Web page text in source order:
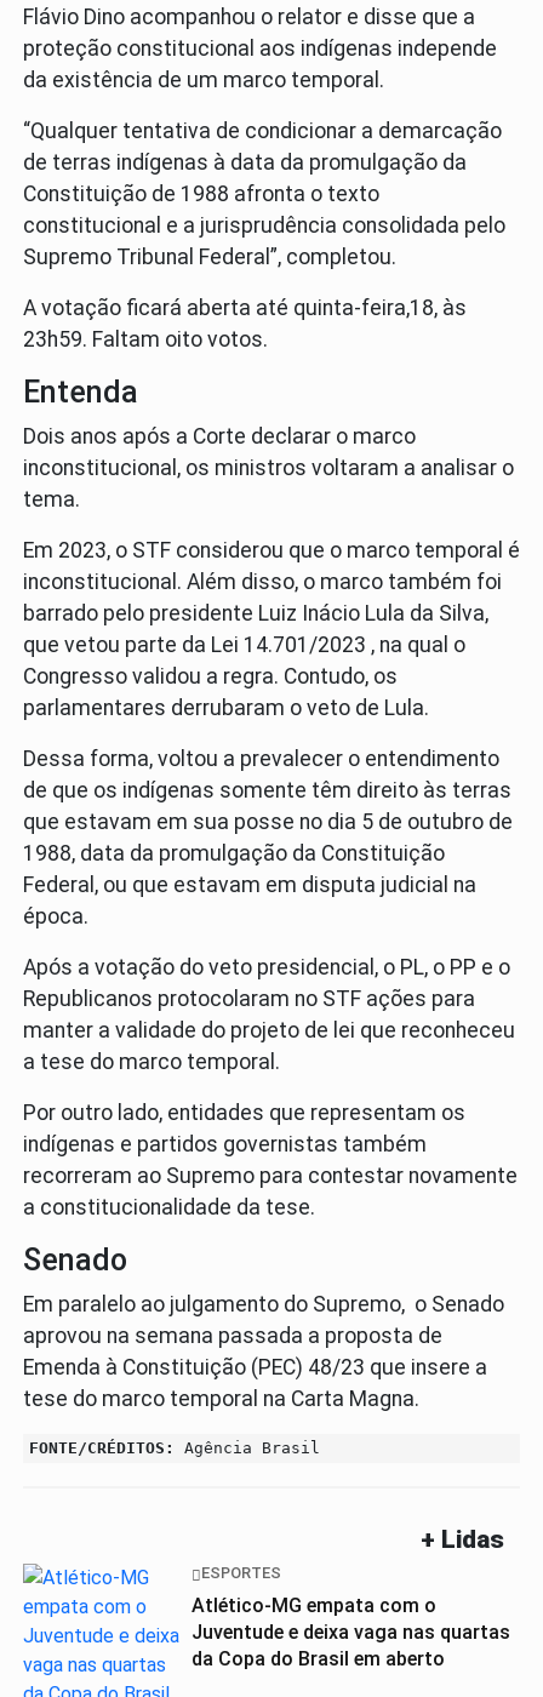
Flávio Dino acompanhou o relator e disse que a
proteção constitucional aos indígenas independe
da existência de um marco temporal.
“Qualquer tentativa de condicionar a demarcação
de terras indígenas à data da promulgação da
Constituição de 1988 afronta o texto
constitucional e a jurisprudência consolidada pelo
Supremo Tribunal Federal”, completou.
A votação ficará aberta até quinta-feira,18, às
23h59. Faltam oito votos.
Entenda
Dois anos após a Corte declarar o marco
inconstitucional, os ministros voltaram a analisar o
tema.
Em 2023, o STF considerou que o marco temporal é
inconstitucional. Além disso, o marco também foi
barrado pelo presidente Luiz Inácio Lula da Silva,
que vetou parte da Lei 14.701/2023 , na qual o
Congresso validou a regra. Contudo, os
parlamentares derrubaram o veto de Lula.
Dessa forma, voltou a prevalecer o entendimento
de que os indígenas somente têm direito às terras
que estavam em sua posse no dia 5 de outubro de
1988, data da promulgação da Constituição
Federal, ou que estavam em disputa judicial na
época.
Após a votação do veto presidencial, o PL, o PP e o
Republicanos protocolaram no STF ações para
manter a validade do projeto de lei que reconheceu
a tese do marco temporal.
Por outro lado, entidades que representam os
indígenas e partidos governistas também
recorreram ao Supremo para contestar novamente
a constitucionalidade da tese.
Senado
Em paralelo ao julgamento do Supremo, o Senado
aprovou na semana passada a proposta de
Emenda à Constituição (PEC) 48/23 que insere a
tese do marco temporal na Carta Magna.
FONTE/CRÉDITOS: Agência Brasil
+ Lidas
ESPORTES
Atlético-MG empata com o
Juventude e deixa vaga nas quartas
da Copa do Brasil em aberto